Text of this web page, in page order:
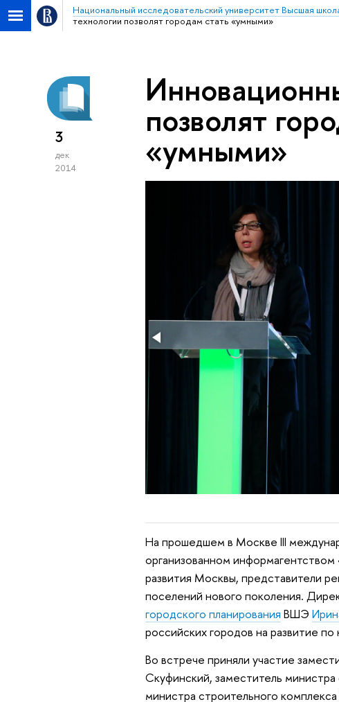
Национальный исследовательский университет Высшая
технологии позволят городам стать «умными»
3
дек
2014
позволят
«умными»
На прошедшем в Москве III
организованном
развития Москвы, представители
поселений нового поколения.
городского планирования ВШЭ
российских городов на развитие
Во встрече приняли участие
Скуфинский, заместитель
министра строительного